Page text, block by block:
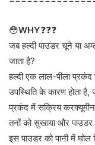
😳WHY❓❓❓
जब हल्दी पाउडर चूने या
जाता है?
हल्दी एक लाल-पीला
उपस्थिति के कारण होता
प्रकंद में सक्रिय
तनों को सुखाया और पाउडर
इस पाउडर को पानी में घोल